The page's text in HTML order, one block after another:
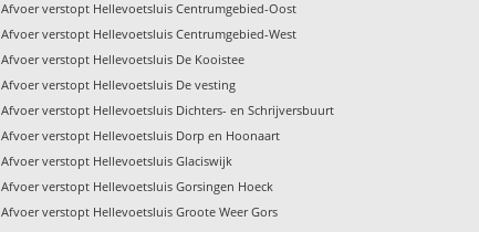
Afvoer verstopt Hellevoetsluis Centrumgebied-Oost
Afvoer verstopt Hellevoetsluis Centrumgebied-West
Afvoer verstopt Hellevoetsluis De Kooistee
Afvoer verstopt Hellevoetsluis De vesting
Afvoer verstopt Hellevoetsluis Dichters- en Schrijversbuurt
Afvoer verstopt Hellevoetsluis Dorp en Hoonaart
Afvoer verstopt Hellevoetsluis Glaciswijk
Afvoer verstopt Hellevoetsluis Gorsingen Hoeck
Afvoer verstopt Hellevoetsluis Groote Weer Gors